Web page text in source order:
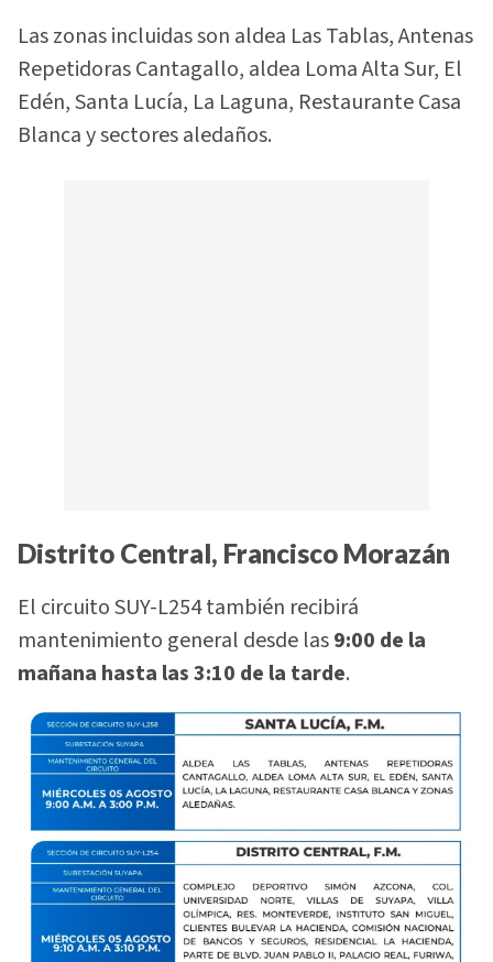
Las zonas incluidas son aldea Las Tablas, Antenas
Repetidoras Cantagallo, aldea Loma Alta Sur, El
Edén, Santa Lucía, La Laguna, Restaurante Casa
Blanca y sectores aledaños.
Distrito Central, Francisco Morazán
El circuito SUY-L254 también recibirá
mantenimiento general desde las9:00 de la
mañana hasta las 3:10 de la tarde.